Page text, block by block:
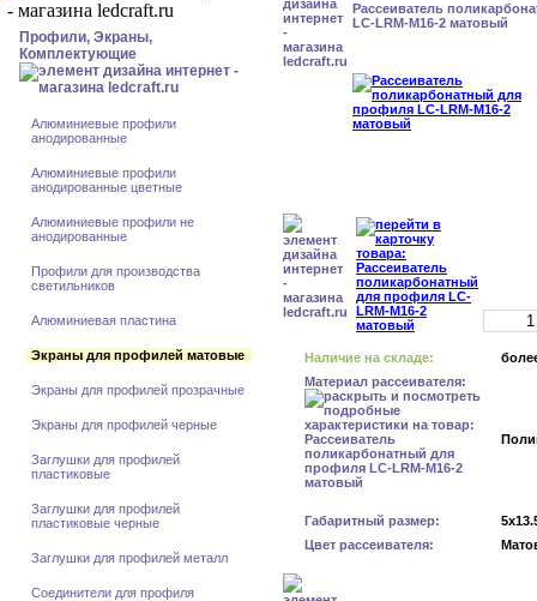
Профили, Экраны,
Комплектующие
Алюминиевые профили
анодированные
Алюминиевые профили
анодированные цветные
Алюминиевые профили не
анодированные
Профили для производства
светильников
Алюминиевая пластина
Экраны для профилей матовые
Экраны для профилей прозрачные
Экраны для профилей черные
Заглушки для профилей
пластиковые
Заглушки для профилей
пластиковые черные
Заглушки для профилей металл
Соединители для профиля
Рассеиватель
LC-LRM-M16-2 матовый
Наличие на складе:
Материал рассеивателя:
Габаритный размер:
Цвет рассеивателя: